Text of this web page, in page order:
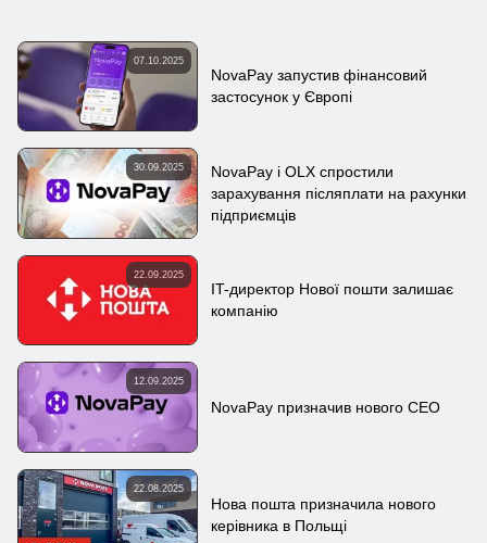
07.10.2025
NovaPay запустив фінансовий
застосунок у Європі
30.09.2025
NovaPay і OLX спростили
зарахування післяплати на рахунки
підприємців
22.09.2025
IT-директор Нової пошти залишає
компанію
12.09.2025
NovaPay призначив нового CEO
22.08.2025
Нова пошта призначила нового
керівника в Польщі